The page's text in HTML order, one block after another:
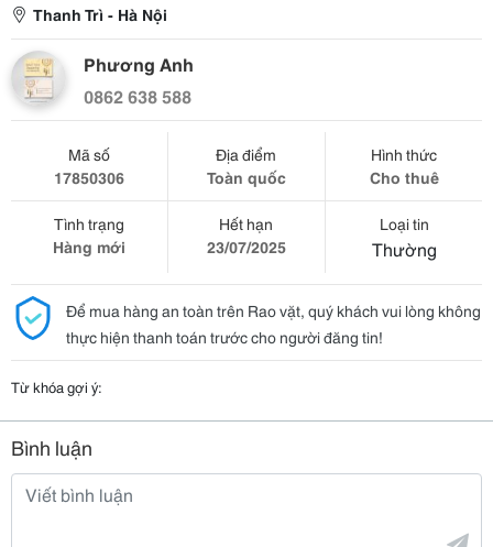
Thanh Trì - Hà Nội
Phương Anh
0862 638 588
Mã số
17850306
Địa điểm
Toàn quốc
Hình thức
Cho thuê
Tình trạng
Hàng mới
Hết hạn
23/07/2025
Loại tin
Thường
Để mua hàng an toàn trên Rao vặt, quý khách vui lòng không
thực hiện thanh toán trước cho người đăng tin!
Từ khóa gợi ý:
Bình luận